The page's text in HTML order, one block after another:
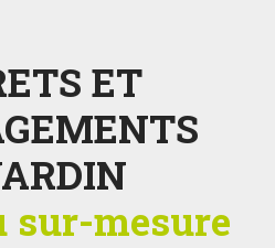
ET
sur-mesure